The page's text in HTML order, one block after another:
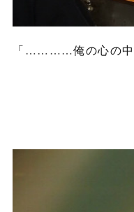
「…………俺の心の中